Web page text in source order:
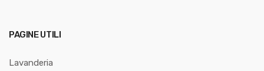
PAGINE UTILI
Lavanderia